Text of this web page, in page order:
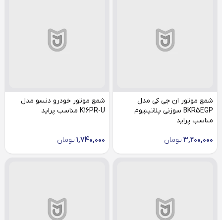
شمع موتور ان جی کی مدل
BKR5EGP سوزنی پلاتینیوم
مناسب پراید
3,200,000 تومان
شمع موتور خودرو دنسو مدل
K16PR-U مناسب پراید
1,740,000 تومان